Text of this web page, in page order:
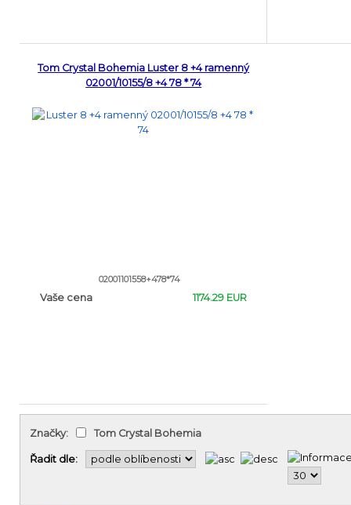
Tom Crystal Bohemia Luster 8 +4 ramenný
02001/10155/8 +4 78 * 74
02001101558+478*74
Vaše cena 1174.29 EUR
Značky: Tom Crystal Bohemia
Řadit dle: